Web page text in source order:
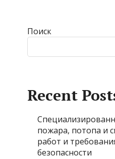
Поиск
Recent
пожара, потопа и
работ и
безопасности